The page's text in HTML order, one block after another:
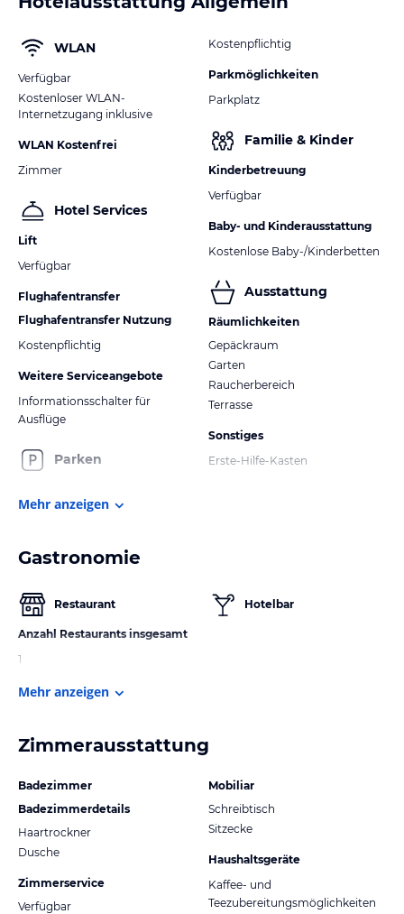
WLAN
Verfügbar
Kostenloser WLAN-
Internetzugang inklusive
WLAN Kostenfrei
Zimmer
Hotel Services
Lift
Verfügbar
Flughafentransfer
Flughafentransfer Nutzung
Kostenpflichtig
Weitere Serviceangebote
Informationsschalter für
Ausflüge
Parken
Kostenpflichtig
Parkmöglichkeiten
Parkplatz
Familie & Kinder
Kinderbetreuung
Verfügbar
Baby- und Kinderausstattung
Kostenlose Baby-/Kinderbetten
Ausstattung
Räumlichkeiten
Gepäckraum
Garten
Raucherbereich
Terrasse
Sonstiges
Erste-Hilfe-Kasten
Mehr anzeigen
Gastronomie
Restaurant
Anzahl Restaurants insgesamt
1
Hotelbar
Mehr anzeigen
Zimmerausstattung
Badezimmer
Badezimmerdetails
Haartrockner
Dusche
Zimmerservice
Verfügbar
Mobiliar
Schreibtisch
Sitzecke
Haushaltsgeräte
Kaffee- und
Teezubereitungsmöglichkeiten